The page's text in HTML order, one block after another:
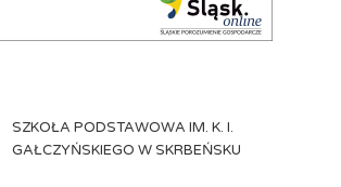
SZKOŁA PODSTAWOWA IM. K. I.
GAŁCZYŃSKIEGO W SKRBEŃSKU